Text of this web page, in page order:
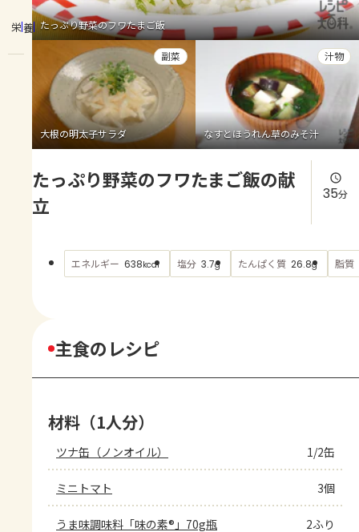
レシピ
トーク
よくあるお問い合わせ
お買い物
AJINOMOTO PARK とは
栄養 たっぷり野菜のフワたまご飯
大根の明太子サラダ
副菜
なすとほうれん草のみそ汁
汁物
たっぷり野菜のフワたまご飯の献
立
35分
エネルギー 638kcal 塩分 3.7g たんぱく質 26.8g 脂質
主食のレシピ
材料（1人分）
ツナ缶（ノンオイル） 1/2缶
ミニトマト 3個
うま味調味料「味の素®」70g瓶 2ふり